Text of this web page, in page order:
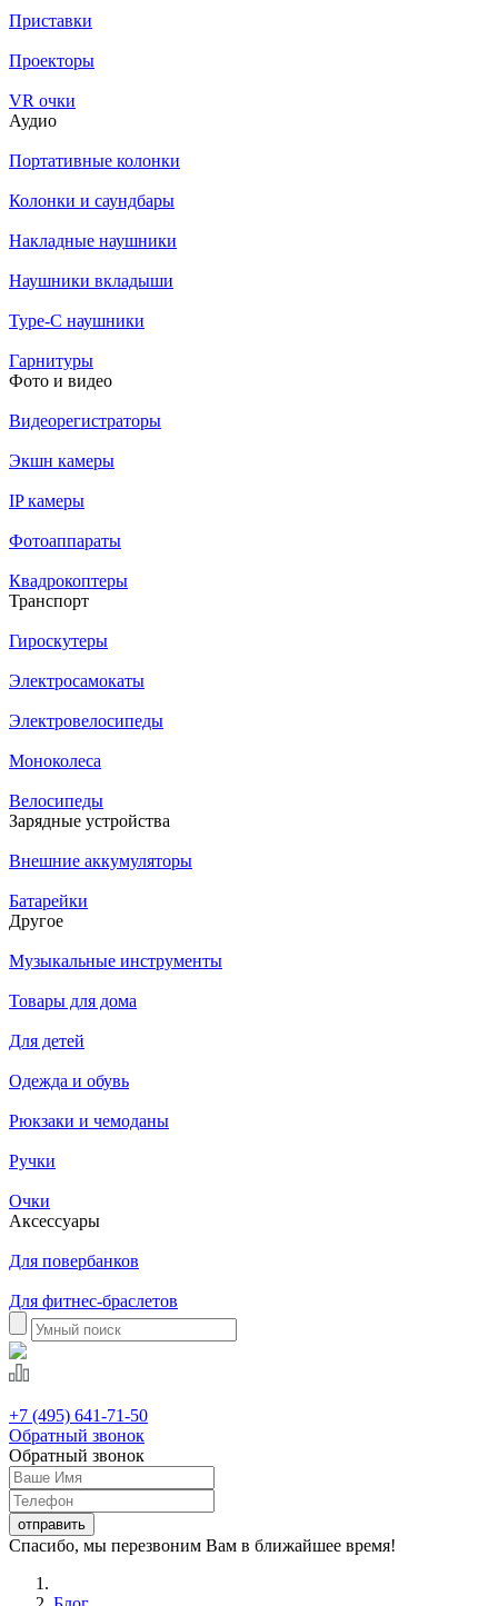
Приставки
Проекторы
VR очки
Аудио
Портативные колонки
Колонки и саундбары
Накладные наушники
Наушники вкладыши
Type-C наушники
Гарнитуры
Фото и видео
Видеорегистраторы
Экшн камеры
IP камеры
Фотоаппараты
Квадрокоптеры
Транспорт
Гироскутеры
Электросамокаты
Электровелосипеды
Моноколеса
Велосипеды
Зарядные устройства
Внешние аккумуляторы
Батарейки
Другое
Музыкальные инструменты
Товары для дома
Для детей
Одежда и обувь
Рюкзаки и чемоданы
Ручки
Очки
Аксессуары
Для повербанков
Для фитнес-браслетов
+7 (495) 641-71-50
Обратный звонок
Обратный звонок
Спасибо, мы перезвоним Вам в ближайшее время!